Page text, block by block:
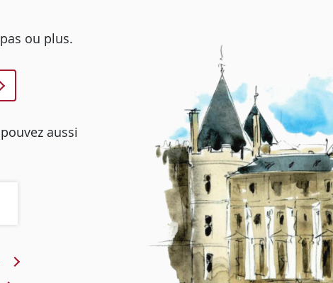
ou plus.
aussi